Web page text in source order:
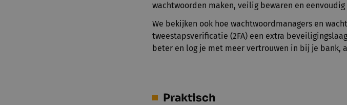
wachtwoorden maken, veilig bewaren en eenvoudig
We bekijken ook hoe wachtwoordmanagers en
tweestapsverificatie (2FA) een extra
beter en log je met meer vertrouwen in bij je
Praktisch